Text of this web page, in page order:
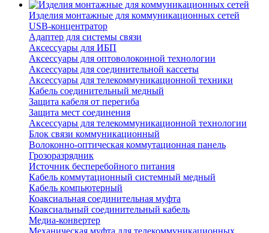
Изделия монтажные для коммуникационных сетей
USB-концентратор
Адаптер для системы связи
Аксессуары для ИБП
Аксессуары для оптоволоконной технологии
Аксессуары для соединительной кассеты
Аксессуары для телекоммуникационной техники
Кабель соединительный медный
Защита кабеля от перегиба
Защита мест соединения
Аксессуары для телекоммуникационной технологии
Блок связи коммуникационный
Волоконно-оптическая коммутационная панель
Грозоразрядник
Источник бесперебойного питания
Кабель коммутационный системный медный
Кабель компьютерный
Коаксиальная соединительная муфта
Коаксиальный соединительный кабель
Медиа-конвертер
Механическая муфта для телекоммуникационных